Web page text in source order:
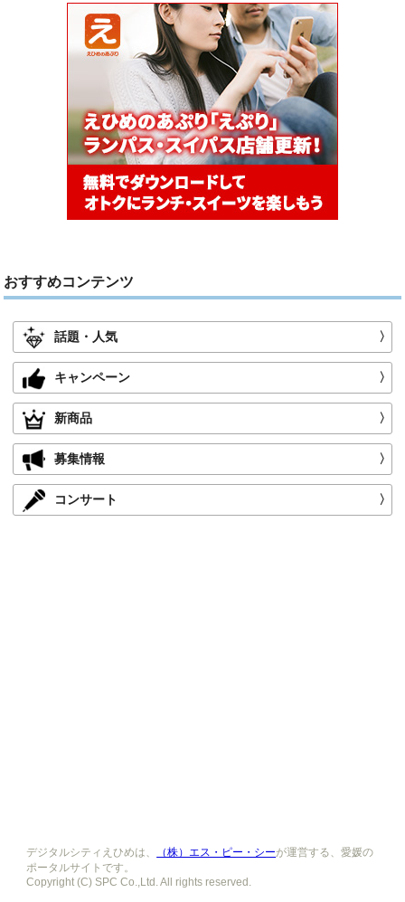
おすすめコンテンツ
話題・人気 〉
キャンペーン 〉
新商品 〉
募集情報 〉
コンサート 〉
デジタルシティえひめは、 （株）エス・ピー・シーが運営する、愛媛の
ポータルサイトです。
Copyright (C) SPC Co.,Ltd. All rights reserved.